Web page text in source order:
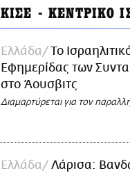
ΚΙΣΕ - ΚΕΝΤΡΙΚΟ
Ελλάδα
Το
Εφημερίδας των
στο Άουσβιτς
Διαμαρτύρεται για τον
Ελλάδα
Λάρισα: